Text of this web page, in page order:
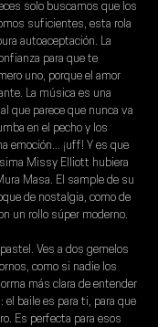
solo buscamos que los
suficientes, esta rola
autoaceptación. La
para que te
uno, porque el amor
La música es una
que parece que nunca va
en el pecho y los
emoción... ¡uff! Y es que
Missy Elliott hubiera
Masa. El sample de su
de nostalgia, como de
un rollo súper moderno.
Ves a dos gemelos
como si nadie los
más clara de entender
el baile es para ti, para que
Es perfecta para esos